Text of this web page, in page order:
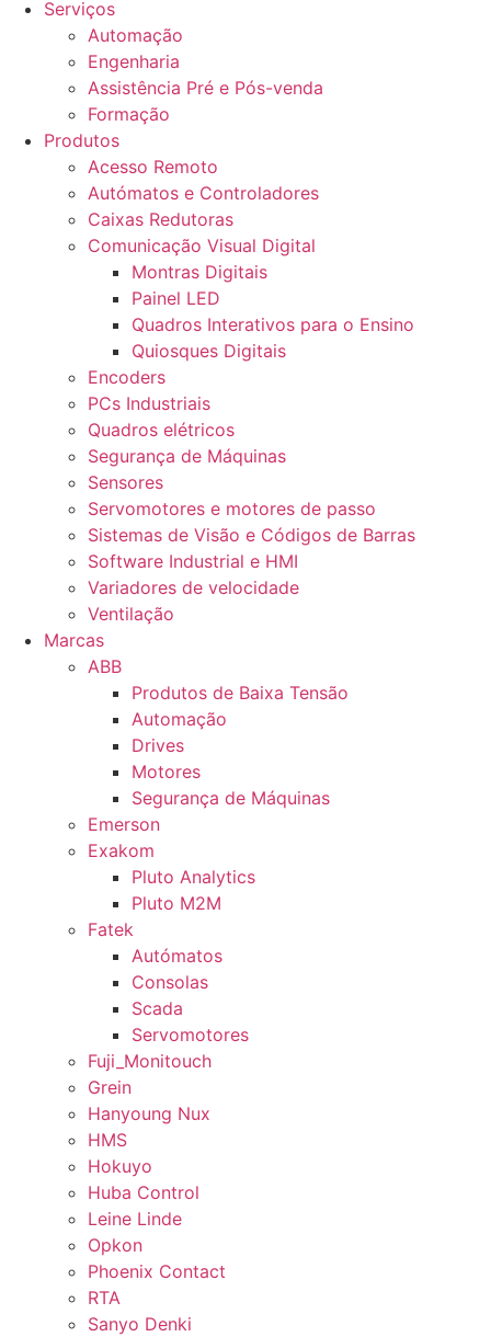
Serviços
Automação
Engenharia
Assistência Pré e Pós-venda
Formação
Produtos
Acesso Remoto
Autómatos e Controladores
Caixas Redutoras
Comunicação Visual Digital
Montras Digitais
Painel LED
Quadros Interativos para o Ensino
Quiosques Digitais
Encoders
PCs Industriais
Quadros elétricos
Segurança de Máquinas
Sensores
Servomotores e motores de passo
Sistemas de Visão e Códigos de Barras
Software Industrial e HMI
Variadores de velocidade
Ventilação
Marcas
ABB
Produtos de Baixa Tensão
Automação
Drives
Motores
Segurança de Máquinas
Emerson
Exakom
Pluto Analytics
Pluto M2M
Fatek
Autómatos
Consolas
Scada
Servomotores
Fuji_Monitouch
Grein
Hanyoung Nux
HMS
Hokuyo
Huba Control
Leine Linde
Opkon
Phoenix Contact
RTA
Sanyo Denki